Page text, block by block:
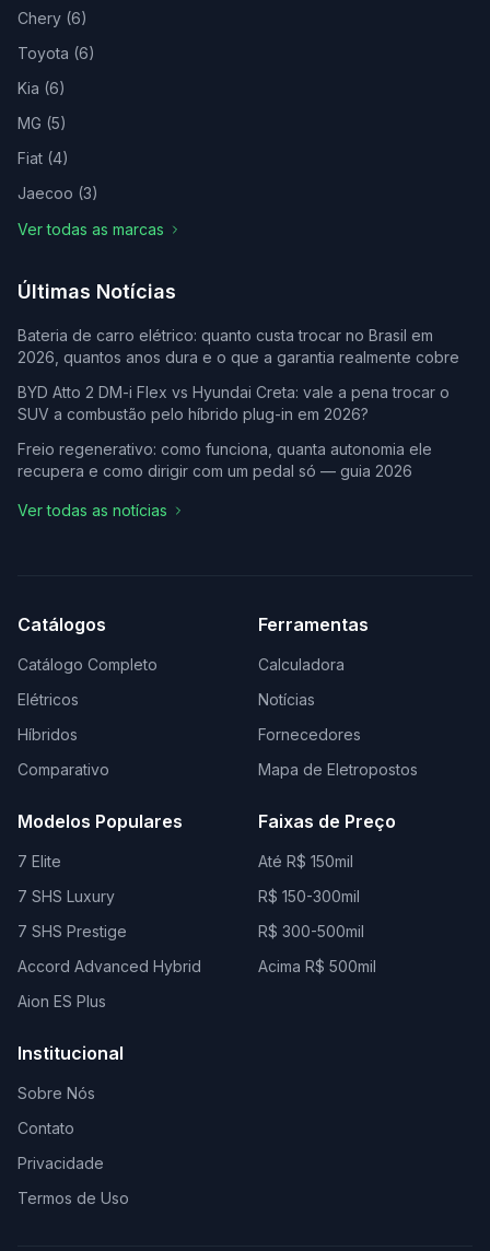
Chery (6)
Toyota (6)
Kia (6)
MG (5)
Fiat (4)
Jaecoo (3)
Ver todas as marcas
Últimas Notícias
Bateria de carro elétrico: quanto custa trocar no Brasil em
2026, quantos anos dura e o que a garantia realmente cobre
BYD Atto 2 DM-i Flex vs Hyundai Creta: vale a pena trocar o
SUV a combustão pelo híbrido plug-in em 2026?
Freio regenerativo: como funciona, quanta autonomia ele
recupera e como dirigir com um pedal só — guia 2026
Ver todas as notícias
Catálogos
Catálogo Completo
Elétricos
Híbridos
Comparativo
Ferramentas
Calculadora
Notícias
Fornecedores
Mapa de Eletropostos
Modelos Populares
7 Elite
7 SHS Luxury
7 SHS Prestige
Accord Advanced Hybrid
Aion ES Plus
Faixas de Preço
Até R$ 150mil
R$ 150-300mil
R$ 300-500mil
Acima R$ 500mil
Institucional
Sobre Nós
Contato
Privacidade
Termos de Uso